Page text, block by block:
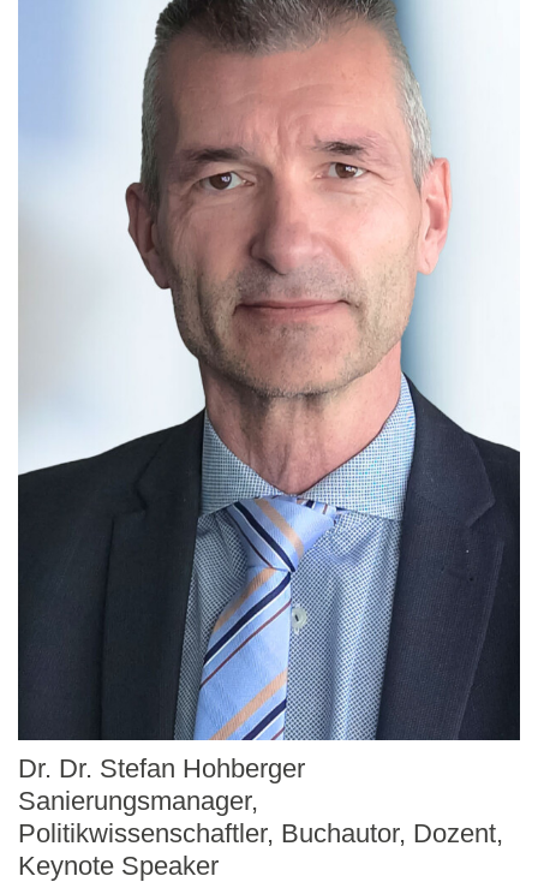
Dr. Dr. Stefan Hohberger
Sanierungsmanager,
Politikwissenschaftler, Buchautor, Dozent,
Keynote Speaker